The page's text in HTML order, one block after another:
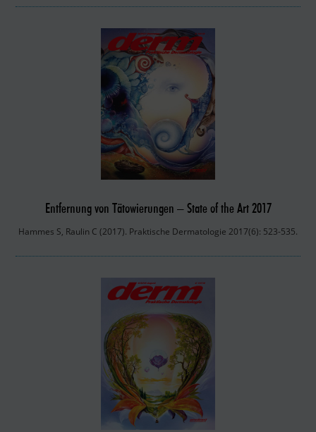
Entfernung von Tätowierungen – State of the Art 2017
Hammes S, Raulin C (2017). Praktische Dermatologie 2017(6): 523-535.